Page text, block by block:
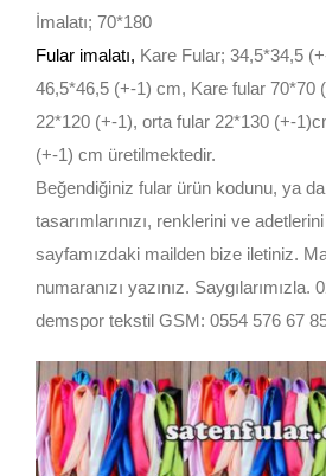
İmalatı; 70*180
Fular imalatı, Kare Fular; 34,5*34,5
46,5*46,5 (+-1) cm, Kare fular 70*70
22*120 (+-1), orta fular 22*130 (+-
(+-1) cm üretilmektedir.
Beğendiğiniz fular ürün kodunu, ya da
tasarımlarınızı, renklerini ve
sayfamızdaki mailden bize iletiniz.
numaranızı yazınız. Saygılarımızla.
demspor tekstil GSM: 0554 576 67